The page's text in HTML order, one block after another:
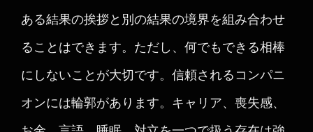
ある結果の挨拶と別の結果の境界を組み合わせ
ることはできます。ただし、何でもできる相棒
にしないことが大切です。信頼されるコンパニ
オンには輪郭があります。キャリア、喪失感、